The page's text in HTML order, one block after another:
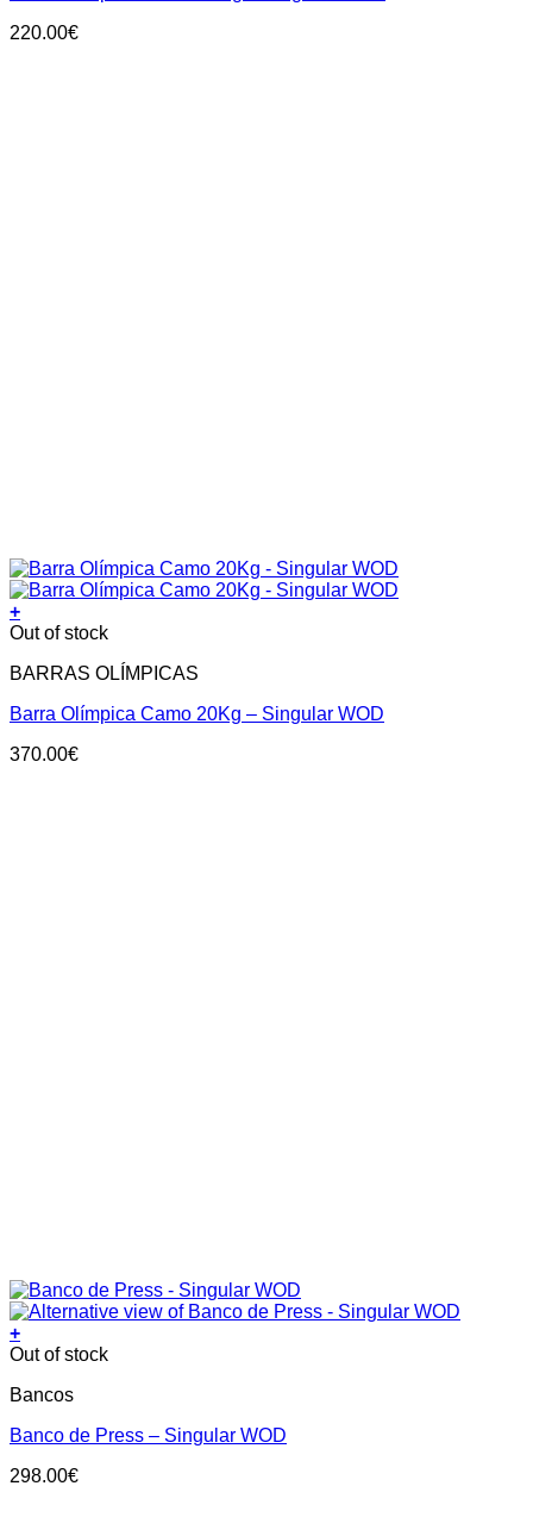
220.00€
+
Out of stock
BARRAS OLÍMPICAS
Barra Olímpica Camo 20Kg – Singular WOD
370.00€
+
Out of stock
Bancos
Banco de Press – Singular WOD
298.00€